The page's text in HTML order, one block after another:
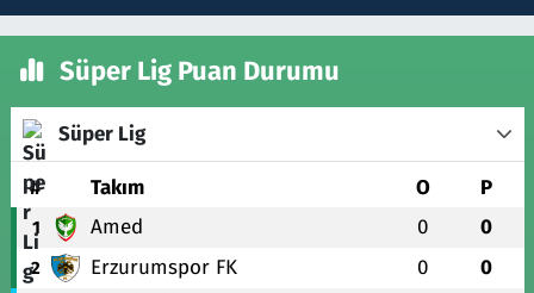
Süper Lig Puan Durumu
Süper Lig
# Takım O P
1 Amed 0 0
2 Erzurumspor FK 0 0